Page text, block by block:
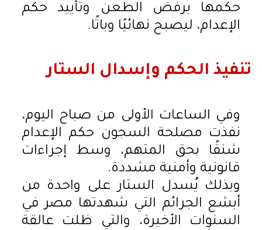
حكمها برفض الطعن وتأييد حكم
الإعدام، ليصبح نهائيًا وباتًا.
تنفيذ الحكم وإسدال الستار
وفي الساعات الأولى من صباح اليوم،
نفذت مصلحة السجون حكم الإعدام
شنقًا بحق المتهم، وسط إجراءات
قانونية وأمنية مشددة.
وبذلك يُسدل الستار على واحدة من
أبشع الجرائم التي شهدتها مصر في
السنوات الأخيرة، والتي ظلت عالقة